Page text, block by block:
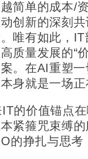
简单的成本/
创新的深刻
唯有如此，
质量发展的“
。在AI重塑
身就是一场
IT的价值锚点
紧箍咒束缚
的挣扎与思